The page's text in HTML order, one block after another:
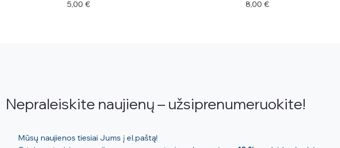
Kaina
5,00 €
Kaina
8,00 €
Nepraleiskite naujienų – užsiprenumeruokite!